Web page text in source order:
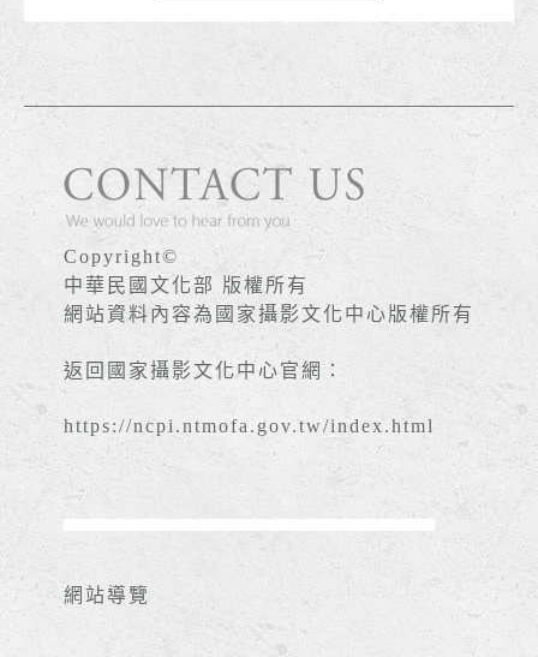
Copyright©
中華民國文化部 版權所有
網站資料內容為國家攝影文化中心版權所有
返回國家攝影文化中心官網：
https://ncpi.ntmofa.gov.tw/index.html
網站導覽